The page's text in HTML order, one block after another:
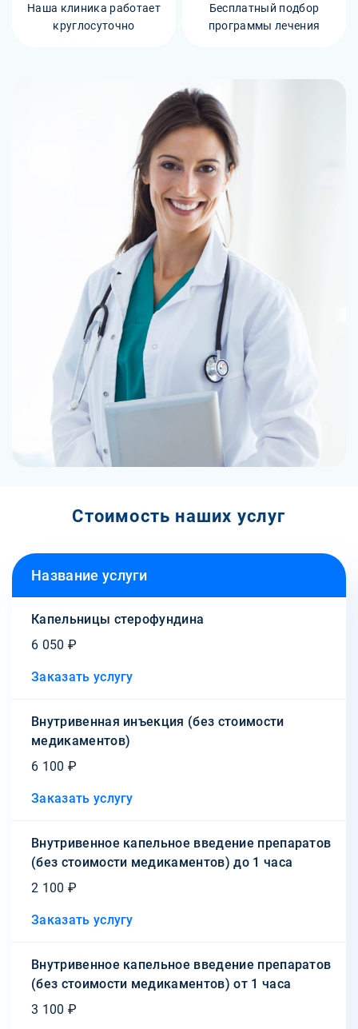
Наша клиника работает
круглосуточно
Бесплатный подбор
программы лечения
Стоимость наших услуг
Название услуги
Капельницы стерофундина
6 050 ₽
Заказать услугу
Внутривенная инъекция (без стоимости
медикаментов)
6 100 ₽
Заказать услугу
Внутривенное капельное введение препаратов
(без стоимости медикаментов) до 1 часа
2 100 ₽
Заказать услугу
Внутривенное капельное введение препаратов
(без стоимости медикаментов) от 1 часа
3 100 ₽